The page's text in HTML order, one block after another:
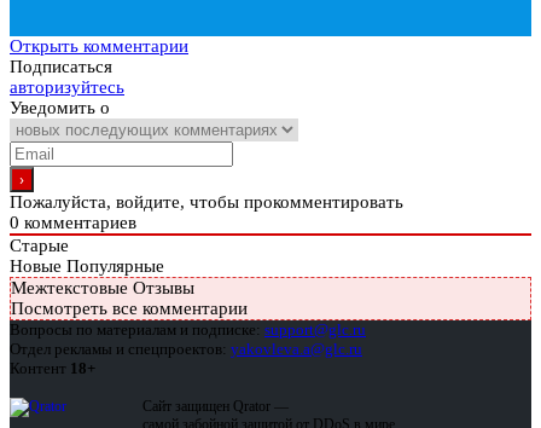
Открыть комментарии
Подписаться
авторизуйтесь
Уведомить о
Пожалуйста, войдите, чтобы прокомментировать
0 комментариев
Старые
Новые Популярные
Межтекстовые Отзывы
Посмотреть все комментарии
Вопросы по материалам и подписке: support@glc.ru
Отдел рекламы и спецпроектов: yakovleva.a@glc.ru
Контент 18+
Сайт защищен Qrator —